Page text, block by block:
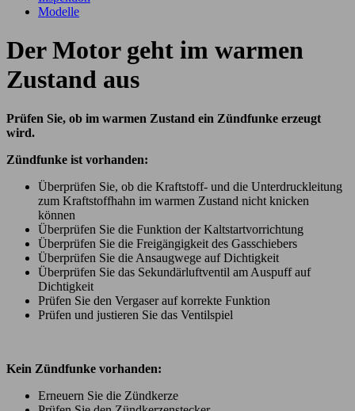
Modelle
Der Motor geht im warmen
Zustand aus
Prüfen Sie, ob im warmen Zustand ein Zündfunke erzeugt
wird.
Zündfunke ist vorhanden:
Überprüfen Sie, ob die Kraftstoff- und die Unterdruckleitung
zum Kraftstoffhahn im warmen Zustand nicht knicken
können
Überprüfen Sie die Funktion der Kaltstartvorrichtung
Überprüfen Sie die Freigängigkeit des Gasschiebers
Überprüfen Sie die Ansaugwege auf Dichtigkeit
Überprüfen Sie das Sekundärluftventil am Auspuff auf
Dichtigkeit
Prüfen Sie den Vergaser auf korrekte Funktion
Prüfen und justieren Sie das Ventilspiel
Kein Zündfunke vorhanden:
Erneuern Sie die Zündkerze